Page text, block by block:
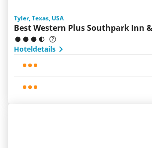
Tyler, Texas, USA
Best Western Plus Southpark Inn
Hoteldetails